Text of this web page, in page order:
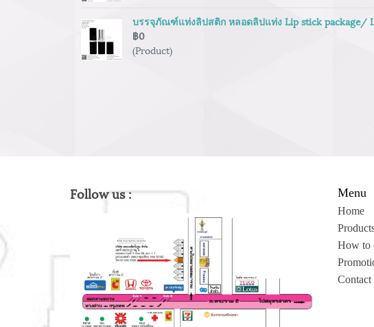
บรรจุภัณฑ์แท่งลิปสติก หลอดลิปแท่ง Lip stick package/
฿0
(Product)
Follow us : Menu
Home
How to
Contact